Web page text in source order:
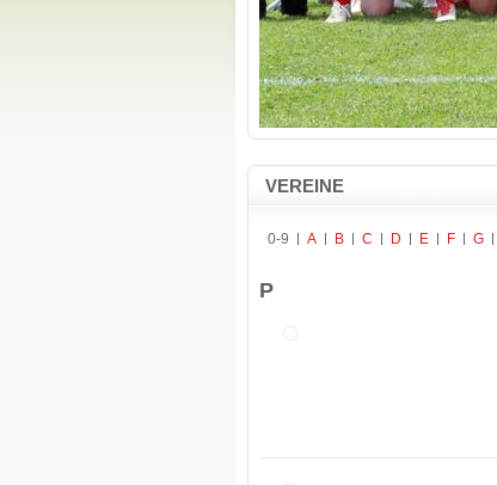
VEREINE
0-9 A B C D E F G
P